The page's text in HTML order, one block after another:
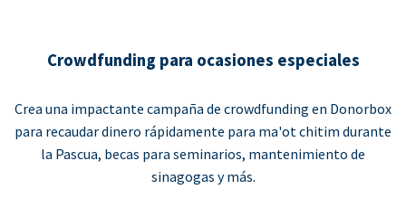
Crowdfunding para ocasiones especiales
Crea una impactante campaña de crowdfunding en Donorbox
para recaudar dinero rápidamente para ma'ot chitim durante
la Pascua, becas para seminarios, mantenimiento de
sinagogas y más.